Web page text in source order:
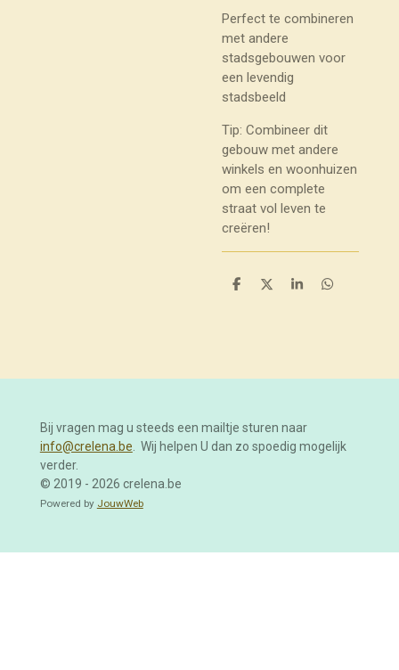
Perfect te combineren
met andere
stadsgebouwen voor
een levendig
stadsbeeld
Tip: Combineer dit
gebouw met andere
winkels en woonhuizen
om een complete
straat vol leven te
creëren!
D
D
S
D
Bij vragen mag u steeds een mailtje sturen naar
info@crelena.be. Wij helpen U dan zo spoedig mogelijk
verder.
© 2019 - 2026 crelena.be
Powered by JouwWeb